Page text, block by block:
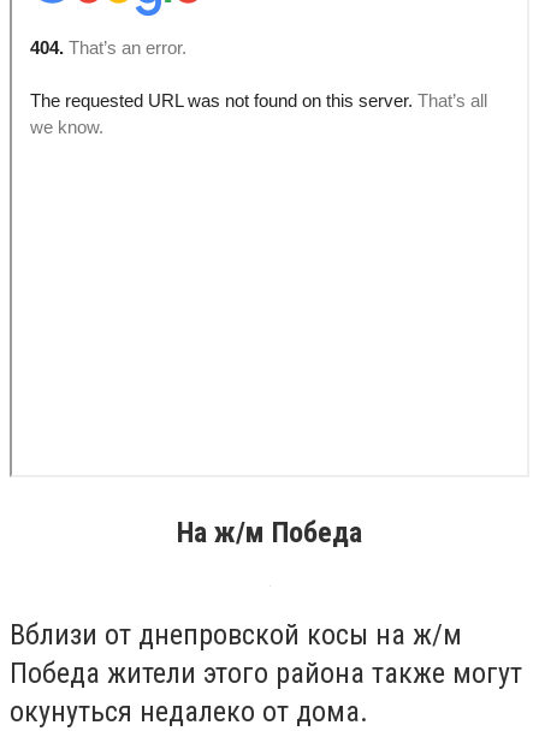
На ж/м Победа
Вблизи от днепровской косы на ж/м
Победа жители этого района также могут
окунуться недалеко от дома.